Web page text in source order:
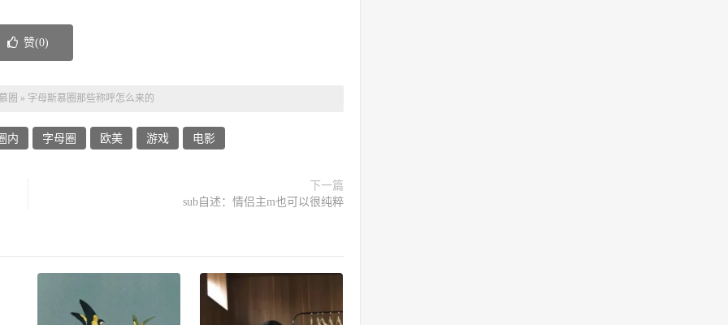
赞(0)
圈 » 字母斯慕圈那些称呼怎么来的
内 字母圈 欧美 游戏 电影
下一篇
sub自述：情侣主m也可以很纯粹